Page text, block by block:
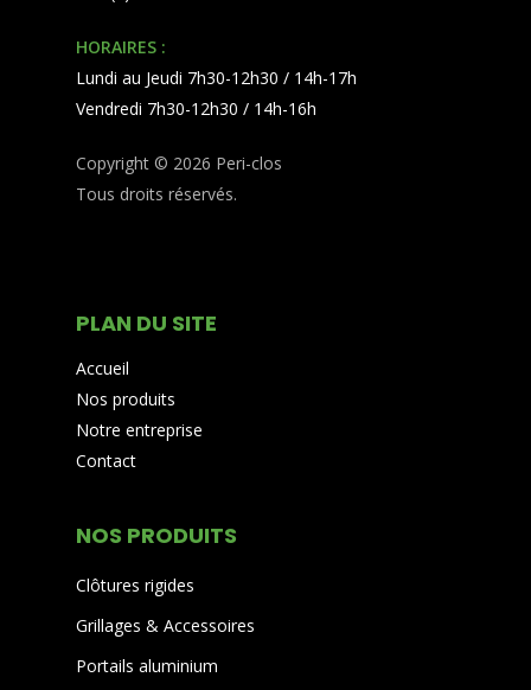
HORAIRES :
Lundi au Jeudi 7h30-12h30 / 14h-17h
Vendredi 7h30-12h30 / 14h-16h
Copyright © 2026 Peri-clos
Tous droits réservés.
PLAN DU SITE
Accueil
Nos produits
Notre entreprise
Contact
NOS PRODUITS
Clôtures rigides
Grillages & Accessoires
Portails aluminium